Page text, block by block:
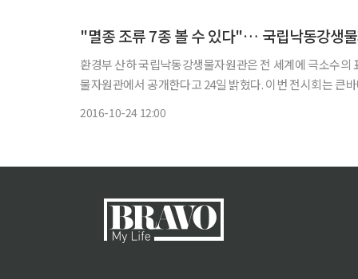
"멸종 조류 7종 볼 수 있다"… 국립낙동강생
환경부 산하 국립낙동강생물자원관은 전 세계에 극소수
물자원관에서 공개한다고 24일 밝혔다. 이번 전시회는 큰바다쇠오리, 까치오리, 나그네비둘기, 극락앵무, 캐롤라이나앵무, 뉴잉글
2016-10-24 12:00